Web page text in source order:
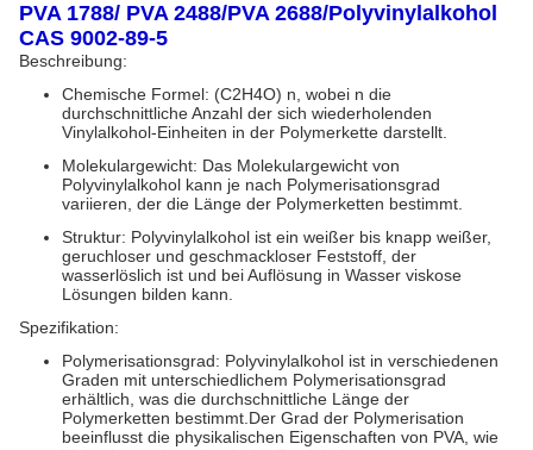
PVA 1788/ PVA 2488/PVA 2688/Polyvinylalkohol
CAS 9002-89-5
Beschreibung:
Chemische Formel: (C2H4O) n, wobei n die
durchschnittliche Anzahl der sich wiederholenden
Vinylalkohol-Einheiten in der Polymerkette darstellt.
Molekulargewicht: Das Molekulargewicht von
Polyvinylalkohol kann je nach Polymerisationsgrad
variieren, der die Länge der Polymerketten bestimmt.
Struktur: Polyvinylalkohol ist ein weißer bis knapp weißer,
geruchloser und geschmackloser Feststoff, der
wasserlöslich ist und bei Auflösung in Wasser viskose
Lösungen bilden kann.
Spezifikation:
Polymerisationsgrad: Polyvinylalkohol ist in verschiedenen
Graden mit unterschiedlichem Polymerisationsgrad
erhältlich, was die durchschnittliche Länge der
Polymerketten bestimmt.Der Grad der Polymerisation
beeinflusst die physikalischen Eigenschaften von PVA, wie